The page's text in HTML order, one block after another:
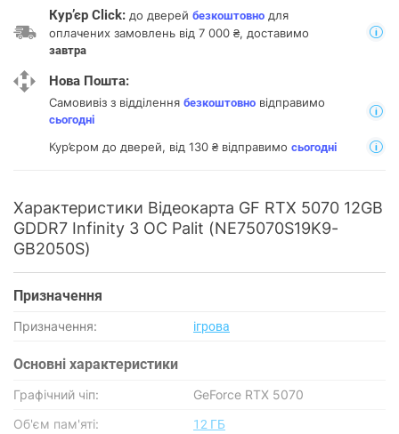
Кур’єр Click: до дверей безкоштовно для
оплачених замовлень від 7 000 ₴, доставимо
завтра
Нова Пошта:
Самовивіз з відділення безкоштовно відправимо
сьогодні
Кур’єром до дверей, від 130 ₴ відправимо сьогодні
Характеристики Відеокарта GF RTX 5070 12GB
GDDR7 Infinity 3 OC Palit (NE75070S19K9-
GB2050S)
Призначення
Призначення: ігрова
Основнi характеристики
Графічний чіп:
GeForce RTX 5070
Об'єм пам'яті:
12 ГБ